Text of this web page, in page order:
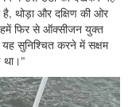
थोड़ा और दक्षिण की ओर
हमें फिर से ऑक्सीजन युक्त
सुनिश्चित करने में सक्षम
था।"